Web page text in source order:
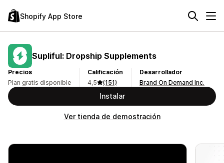
Shopify App Store
Supliful: Dropship Supplements
Precios
Plan gratis disponible
Calificación
4,5
(151)
Desarrollador
Brand On Demand Inc.
Instalar
Ver tienda de demostración